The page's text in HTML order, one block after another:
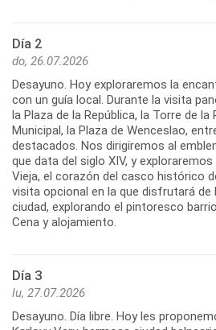
Día 2
do, 26.07.2026
Desayuno. Hoy exploraremos la
con un guía local. Durante la visita
la Plaza de la República, la Torre de la
Municipal, la Plaza de Wenceslao,
destacados. Nos dirigiremos al
que data del siglo XIV, y
Vieja, el corazón del casco histórico
visita opcional en la que disfrutará de
ciudad, explorando el pintoresco
Cena y alojamiento.
Día 3
lu, 27.07.2026
Desayuno. Día libre. Hoy les